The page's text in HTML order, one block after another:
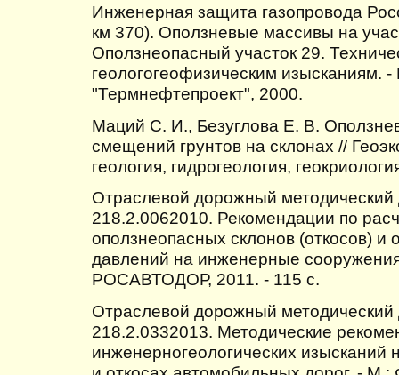
Инженерная защита газопровода
км 370). Оползневые массивы на
Оползнеопасный участок 29.
геологогеофизическим изысканиям.
"Термнефтепроект", 2000.
Маций С. И., Безуглова Е. В.
смещений грунтов на склонах //
геология, гидрогеология,
Отраслевой дорожный
218.2.0062010. Рекомендации по
оползнеопасных склонов (откосов)
давлений на инженерные
РОСАВТОДОР, 2011. - 115 с.
Отраслевой дорожный
218.2.0332013. Методические
инженерногеологических изысканий